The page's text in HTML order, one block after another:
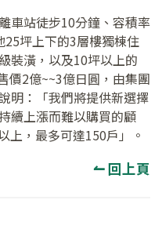
車站徒步10分鐘、容積率
坪上下的3層樓獨棟住
裝潢，以及10坪以上的
價2億~~3億日圓，由集團
明：「我們將提供新選擇
續上漲而難以購買的顧
上，最多可達150戶」。
↼ 回上頁